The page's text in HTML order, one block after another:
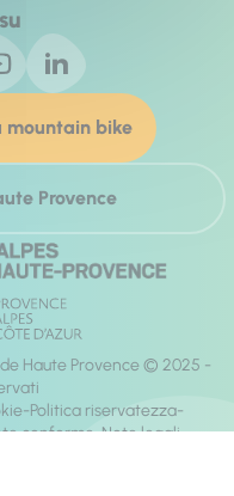
mountain bike
Provence
Haute Provence © 2025 -
Politica riservatezza
conforme Note legali